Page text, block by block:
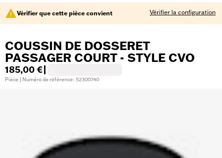
Vérifier que cette pièce convient Vérifier la configuration
COUSSIN DE DOSSERET
PASSAGER COURT - STYLE CVO
185,00 €
Pièce | Numéro de référence : 52300740